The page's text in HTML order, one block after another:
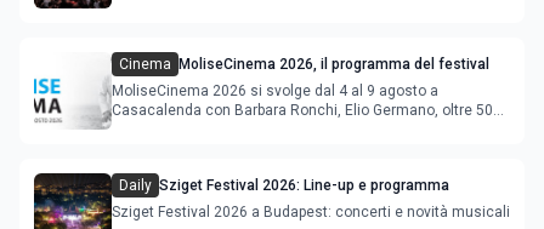
Cinema
MoliseCinema 2026, il programma del festival
MoliseCinema 2026 si svolge dal 4 al 9 agosto a
Casacalenda con Barbara Ronchi, Elio Germano, oltre 50
Daily Sziget Festival 2026: Line-up e programma
Sziget Festival 2026 a Budapest: concerti e novità musicali